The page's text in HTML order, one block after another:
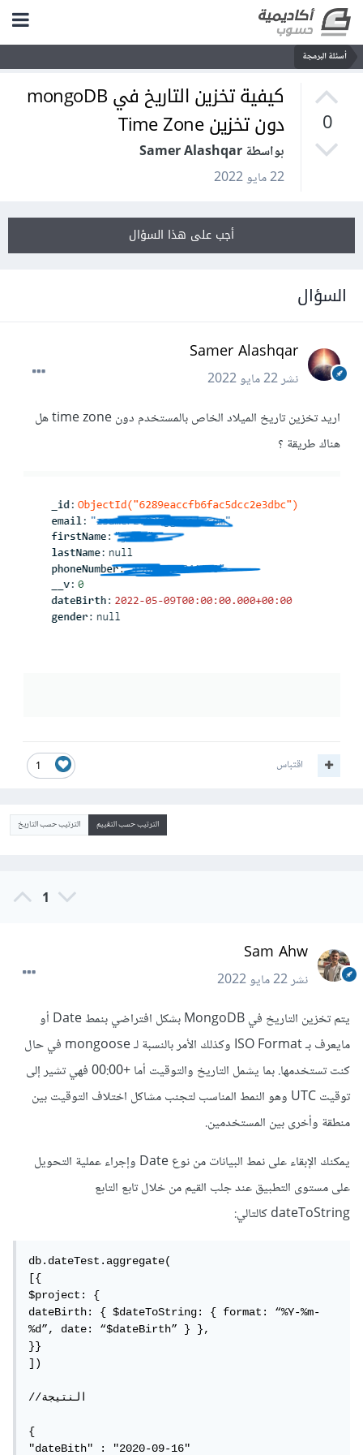
أسئلة البرمجة
0
كيفية تخزين التاريخ في mongoDB
دون تخزين Time Zone
بواسطة Samer Alashqar
22 مايو 2022
أجب على هذا السؤال
السؤال
Samer Alashqar
نشر22 مايو 2022
اريد تخزين تاريخ الميلاد الخاص بالمستخدم دون time zone هل
هناك طريقة ؟
1 اقتباس
الترتيب حسب التقييم الترتيب حسب التاريخ
1
Sam Ahw
نشر22 مايو 2022
يتم تخزين التاريخ في MongoDB بشكل افتراضي بنمط Date أو
مايعرف بـ ISO Format وكذلك الأمر بالنسبة لـ mongoose في حال
كنت تستخدمها. بما يشمل التاريخ والتوقيت أما +00:00 فهي تشير إلى
توقيت UTC وهو النمط المناسب لتجنب مشاكل اختلاف التوقيت بين
منطقة وأخرى بين المستخدمين.
يمكنك الإبقاء على نمط البيانات من نوع Date وإجراء عملية التحويل
على مستوى التطبيق عند جلب القيم من خلال تابع التابع
dateToString كالتالي:
db.dateTest.aggregate(
[{
$project: {
dateBirth: { $dateToString: { format: “%Y-%m-
%d”, date: “$dateBirth” } },
}}
])
//النتيجة
{
"dateBith" : "2020-09-16"